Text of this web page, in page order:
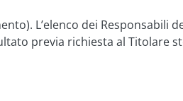
L’elenco dei Responsabili
previa richiesta al Titolare